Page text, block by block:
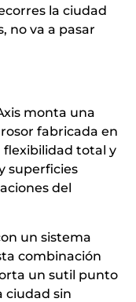
la ciudad
no va a pasar
monta una
fabricada en
flexibilidad total y
superficies
del
un sistema
combinación
un sutil punto
ciudad sin